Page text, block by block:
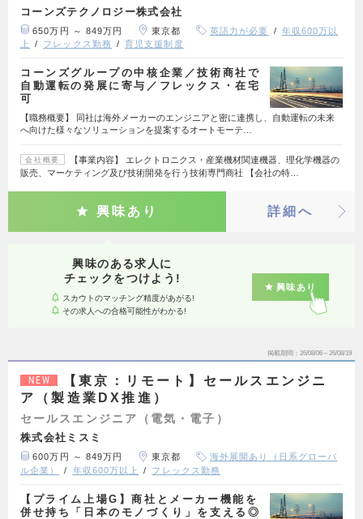
コーンズテクノロジー株式会社
650万円 ～ 849万円 東京都 英語力が必要
年収600万以
上
フレックス勤務 育児支援制度
コーンズグループの中核企業／技術商社で
自動運転の発展に寄与／フレックス・在宅
可
【職務概要】 同社は海外メーカーのエンジニアと密に連携し、自動運転の未来
へ向けた様々なソリューションを提案するオートモーテ…
会社概要
【事業内容】 エレクトロニクス・産業機材関連機器、理化学機器の
販売、マーケティング及び技術開発を行う技術専門商社 【会社の特…
興味あり 詳細へ
興味のある求人に
チェックをつけよう!
スカウトのマッチング精度があがる!
その求人への合格可能性がわかる!
興味あり
掲載期間 26/08/06～26/08/19
NEW
【東京：リモート】セールスエンジニ
ア（製造業DX推進）
セールスエンジニア（電気・電子）
株式会社ミスミ
600万円 ～ 849万円 東京都
海外展開あり（日系グローバ
ル企業）
年収600万以上 フレックス勤務
【プライム上場G】商社とメーカー機能を
併せ持ち「日本のモノづくり」を支える◎